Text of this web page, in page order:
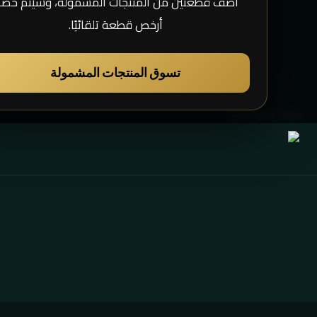
أرخص قطعة تلقائيًا.
تسوق المنتجات المشمولة
وسائل الدفع المقبولة